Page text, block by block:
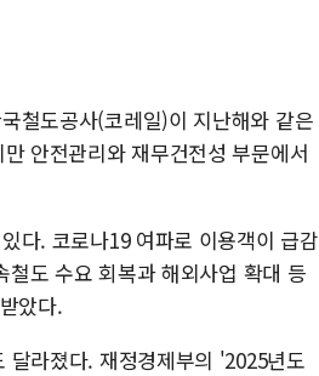
철도공사(코레일)이 지난해와 같은
안전관리와 재무건전성 부문에서
다. 코로나19 여파로 이용객이 급감
도 수요 회복과 해외사업 확대 등
았다.
라졌다. 재정경제부의 '2025년도